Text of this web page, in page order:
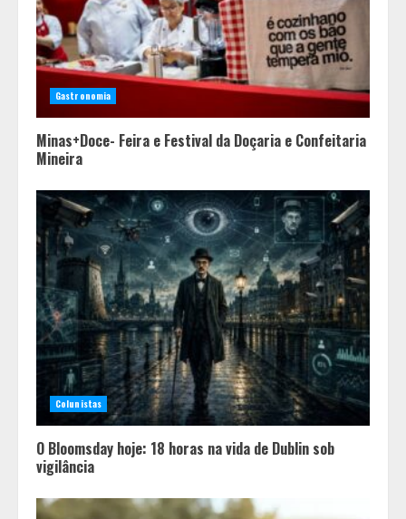
Gastronomia
Minas+Doce- Feira e Festival da Doçaria e Confeitaria
Mineira
Colunistas
O Bloomsday hoje: 18 horas na vida de Dublin sob
vigilância